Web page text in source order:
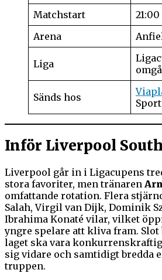
Matchstart
Arena
Liga
Sänds hos
Sport
Inför Liverpool
Liverpool går in i Ligacupens
stora favoriter, men tränaren
omfattande rotation. Flera
Salah, Virgil van Dijk, Dominik
Ibrahima Konaté vilar, vilket
yngre spelare att kliva fram. Slot
laget ska vara
sig vidare och samtidigt bredda
truppen.